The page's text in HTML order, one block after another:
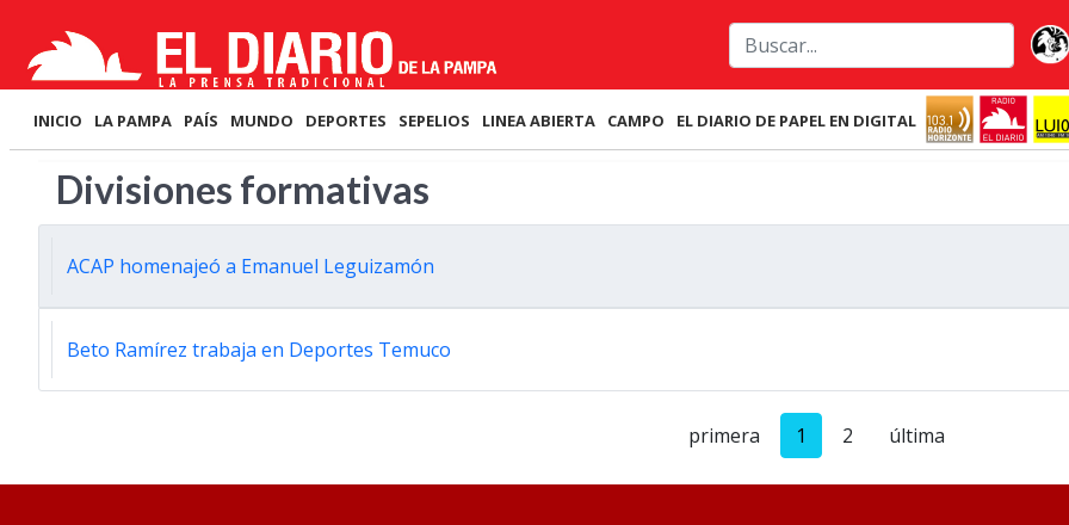
INICIO LA PAMPA PAÍS MUNDO DEPORTES SEPELIOS LINEA ABIERTA CAMPO EL DIARIO DE PAPEL EN DIGITAL
Divisiones formativas
ACAP homenajeó a Emanuel Leguizamón
Beto Ramírez trabaja en Deportes Temuco
primera 1 2 última